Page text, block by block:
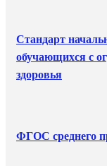
Стандарт
обучающихся с
здоровья
ФГОС среднего